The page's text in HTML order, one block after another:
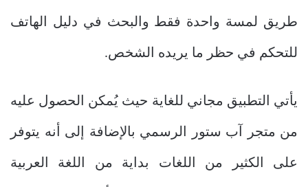
طريق لمسة واحدة فقط والبحث في دليل الهاتف
للتحكم في حظر ما يريده الشخص.
يأتي التطبيق مجاني للغاية حيث يُمكن الحصول عليه
من متجر آب ستور الرسمي بالإضافة إلى أنه يتوفر
على الكثير من اللغات بداية من اللغة العربية